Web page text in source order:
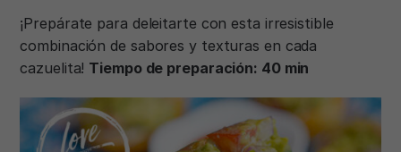
¡Prepárate para deleitarte con esta irresistible
combinación de sabores y texturas en cada
cazuelita! Tiempo de preparación: 40 min